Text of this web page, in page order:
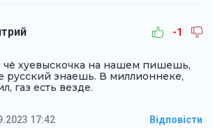
-1
чё хуевыскочка на нашем пишешь,
русский знаешь. В миллионнеке,
газ есть везде.
17:42 Відповісти